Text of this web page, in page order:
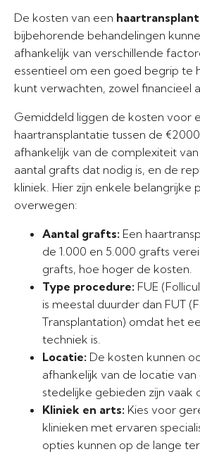
De kosten van een
bijbehorende behandelingen
afhankelijk van verschillende
essentieel om een goed begrip te
kunt verwachten, zowel financieel
Gemiddeld liggen de kosten voor
haartransplantatie tussen de
afhankelijk van de complexiteit
aantal grafts dat nodig is, en de
kliniek. Hier zijn enkele belangrijke
overwegen:
Aantal grafts: Een
de 1.000 en 5.000 grafts
grafts, hoe hoger de kosten.
Type procedure: FUE
is meestal duurder dan FUT
Transplantation) omdat het
techniek is.
Locatie: De kosten kunnen
afhankelijk van de locatie van
stedelijke gebieden zijn vaak
Kliniek en arts: Kies voor
klinieken met ervaren
opties kunnen op de lange